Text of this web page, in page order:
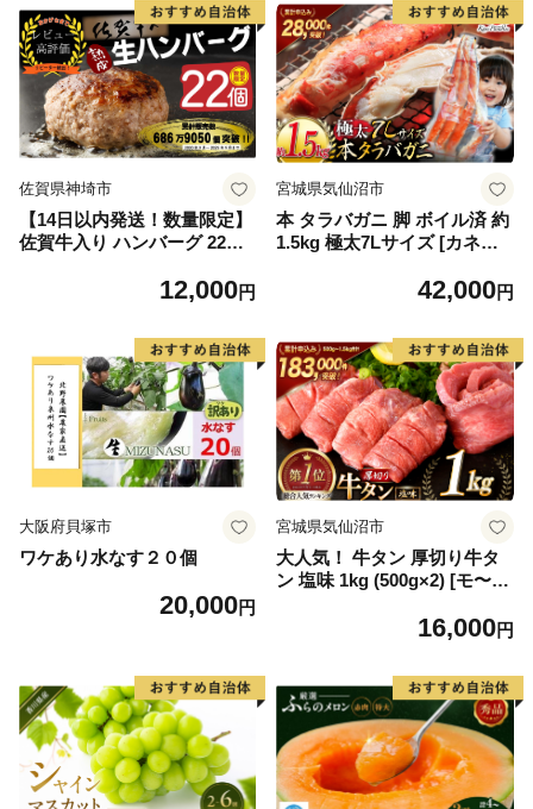
切り身 魚 わけあり
佐賀県神埼市
【14日以内発送！数量限定】
佐賀牛入り ハンバーグ 22個
毛和牛 ブランド牛 九州 ハン
(H083106)
12,000円
宮城県気仙沼市
本 タラバガニ 脚 ボイル済 約
1.5kg 極太7Lサイズ [カネダ
6] カニ かに 蟹 たらばがに た
42,000円
大阪府貝塚市
ワケあり水なす２０個
20,000円
宮城県気仙沼市
大人気！ 牛タン 厚切り牛タ
ン 塩味 1kg (500g×2) [モ〜ラ
60] 肉 牛肉 精肉 牛たん 牛タ
厚切り タン
16,000円